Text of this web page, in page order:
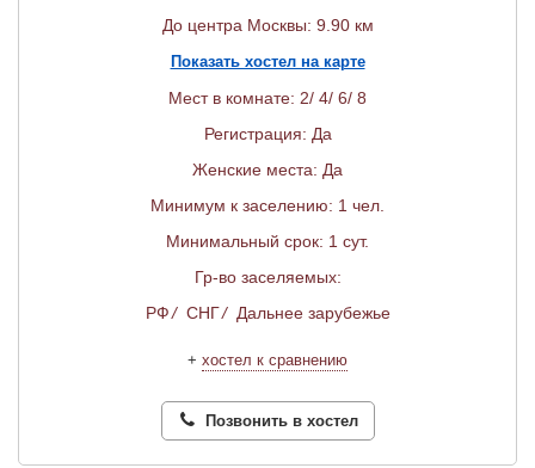
До центра Москвы: 9.90 км
Показать хостел на карте
Мест в комнате: 2/ 4/ 6/ 8
Регистрация: Да
Женские места: Да
Минимум к заселению: 1 чел.
Минимальный срок: 1 сут.
Гр-во заселяемых:
РФ/ СНГ/ Дальнее зарубежье
+ хостел к сравнению
Позвонить в хостел